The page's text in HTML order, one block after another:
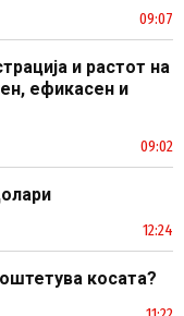
09:07
и растот на
ефикасен и
09:02
12:24
косата?